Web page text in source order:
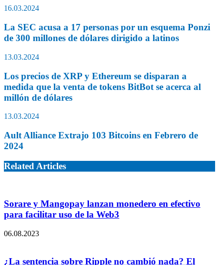
16.03.2024
La SEC acusa a 17 personas por un esquema Ponzi
de 300 millones de dólares dirigido a latinos
13.03.2024
Los precios de XRP y Ethereum se disparan a
medida que la venta de tokens BitBot se acerca al
millón de dólares
13.03.2024
Ault Alliance Extrajo 103 Bitcoins en Febrero de
2024
Related Articles
Sorare y Mangopay lanzan monedero en efectivo
para facilitar uso de la Web3
06.08.2023
¿La sentencia sobre Ripple no cambió nada? El